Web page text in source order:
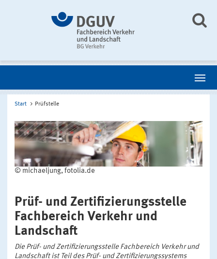
Start Prüfstelle
© michaeljung, fotolia.de
Prüf- und Zertifizierungsstelle
Fachbereich Verkehr und
Landschaft
Die Prüf- und Zertifizierungsstelle Fachbereich Verkehr und
Landschaft ist Teil des Prüf- und Zertifizierungssystems